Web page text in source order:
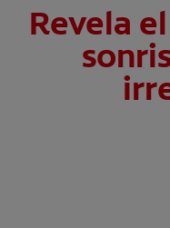
Revela